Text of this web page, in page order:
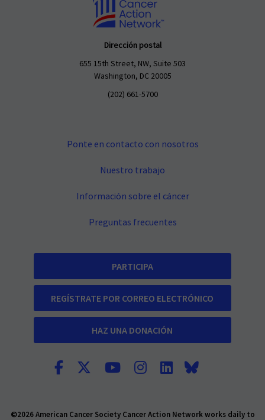
Dirección postal
655 15th Street, NW, Suite 503
Washington, DC 20005
(202) 661-5700
Ponte en contacto con nosotros
Nuestro trabajo
Información sobre el cáncer
Preguntas frecuentes
PARTICIPA
REGÍSTRATE POR CORREO ELECTRÓNICO
HAZ UNA DONACIÓN
©2026 American Cancer Society Cancer Action Network works daily to